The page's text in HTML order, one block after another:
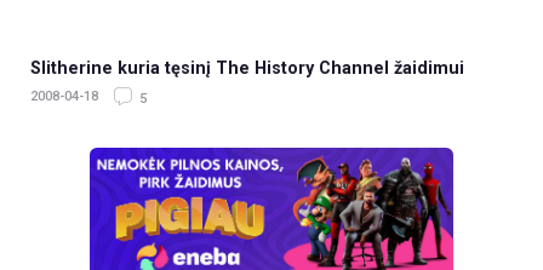
Slitherine kuria tęsinį The History Channel žaidimui
2008-04-18 5